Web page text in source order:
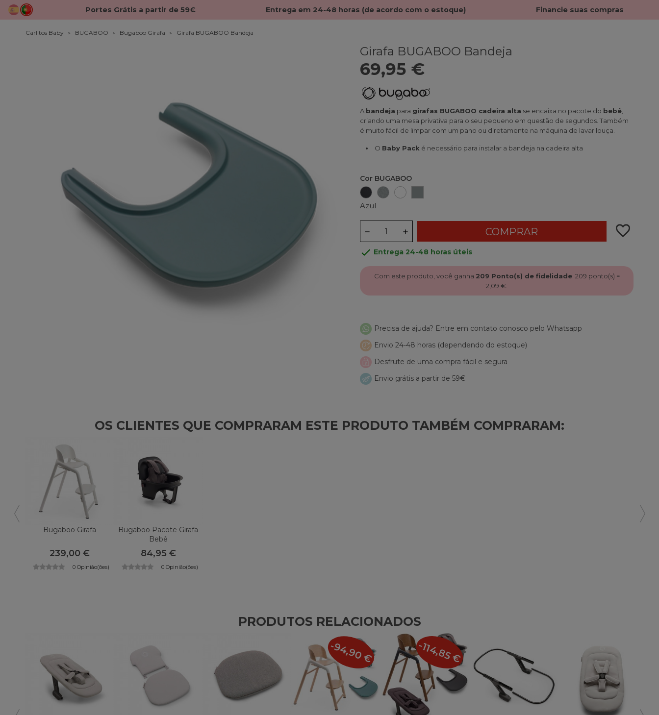
Portes Grátis a partir de 59€ Entrega em 24-48 horas (de acordo com o estoque) Financie suas compras
Carlitos Baby BUGABOO Bugaboo Girafa Girafa BUGABOO Bandeja
Girafa BUGABOO Bandeja
69,95 €
A bandeja para girafas BUGABOO cadeira alta se encaixa no pacote do bebê
criando uma mesa privativa para o seu pequeno em questão de segundos. Também
é muito fácil de limpar com um pano ou diretamente na máquina de lavar louça.
O Baby Pack é necessário para instalar a bandeja na cadeira alta
Cor BUGABOO
PretoCinzaBranco
Azul
COMPRAR favorite_border
done Entrega 24-48 horas úteis
Com este produto, você ganha 209 Ponto(s) de fidelidade. 209 ponto(s) =
2,09 €.
Precisa de ajuda? Entre em contato conosco pelo Whatsapp
Envio 24-48 horas (dependendo do estoque)
Desfrute de uma compra fácil e segura
Envio grátis a partir de 59€
OS CLIENTES QUE COMPRARAM ESTE PRODUTO TAMBÉM COMPRARAM:
Bugaboo Girafa
239,00 €
0 Opinião(ões)
Bugaboo Pacote Girafa
Bebê
84,95 €
0 Opinião(ões)
PRODUTOS RELACIONADOS
-94,90 € -114,85 €